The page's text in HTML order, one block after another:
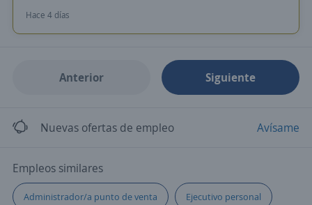
Hace 4 días
Anterior Siguiente
Nuevas ofertas de empleo Avísame
Empleos similares
Administrador/a punto de venta Ejecutivo personal